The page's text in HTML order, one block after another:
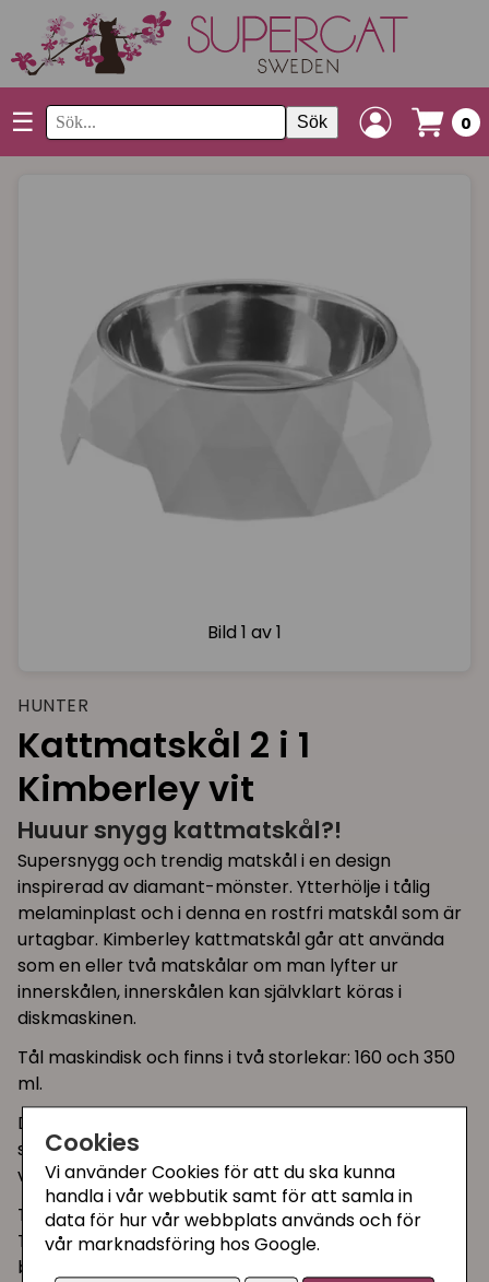
Cookies
Vi använder Cookies för att du ska kunna
handla i vår webbutik samt för att samla in
data för hur vår webbplats används och för
vår marknadsföring hos Google.
☰ Sök 0
Bild 1 av 1
HUNTER
Kattmatskål 2 i 1
Kimberley vit
Huuur snygg kattmatskål?!
Supersnygg och trendig matskål i en design
inspirerad av diamant-mönster. Ytterhölje i tålig
melaminplast och i denna en rostfri matskål som är
urtagbar. Kimberley kattmatskål går att använda
som en eller två matskålar om man lyfter ur
innerskålen, innerskålen kan självklart köras i
diskmaskinen.
Tål maskindisk och finns i två storlekar: 160 och 350
ml.
Den större modellen är perfekt som matskål till
större raskatter och passar även jättebra som
vattenskål.
Tips!
Två skålar tillsammans på ett enfärgat underlägg
blir hur fint som helst!